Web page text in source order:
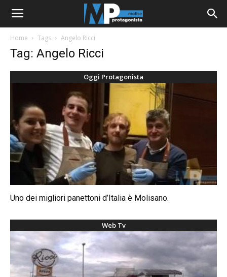
Home Tags Angelo Ricci
Tag: Angelo Ricci
Oggi Protagonista
Uno dei migliori panettoni d’Italia è Molisano.
Web Tv